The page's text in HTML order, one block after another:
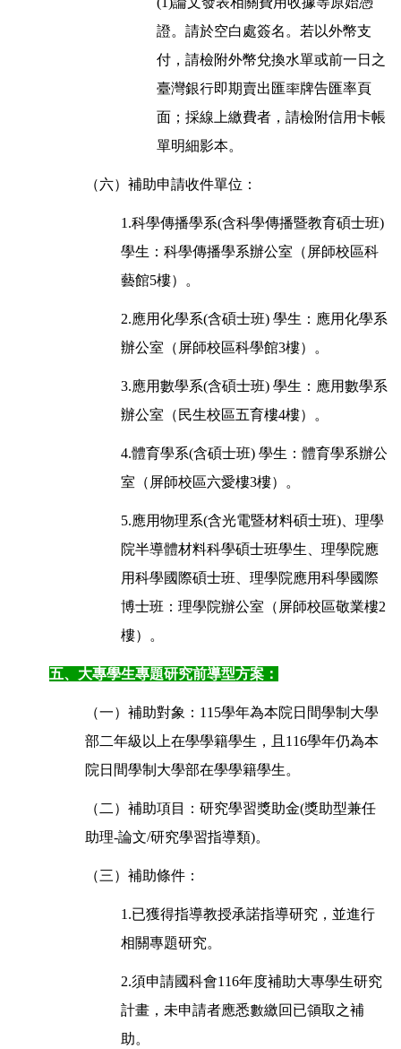
證。請於空白處簽名。若以外幣支
付，請檢附外幣兌換水單或前一日之
臺灣銀行即期賣出匯率牌告匯率頁
面；採線上繳費者，請檢附信用卡帳
單明細影本。
（六）補助申請收件單位：
1.科學傳播學系(含科學傳播暨教育碩士班)
學生：科學傳播學系辦公室（屏師校區科
藝館5樓）。
2.應用化學系(含碩士班) 學生：應用化學系
辦公室（屏師校區科學館3樓）。
3.應用數學系(含碩士班) 學生：應用數學系
辦公室（民生校區五育樓4樓）。
4.體育學系(含碩士班) 學生：體育學系辦公
室（屏師校區六愛樓3樓）。
5.應用物理系(含光電暨材料碩士班)、理學
院半導體材料科學碩士班學生、理學院應
用科學國際碩士班、理學院應用科學國際
博士班：理學院辦公室（屏師校區敬業樓2
樓）。
五、大專學生專題研究前導型方案：
（一）補助對象：115學年為本院日間學制大學
部二年級以上在學學籍學生，且116學年仍為本
院日間學制大學部在學學籍學生。
（二）補助項目：研究學習獎助金(獎助型兼任
助理-論文/研究學習指導類)。
（三）補助條件：
1.已獲得指導教授承諾指導研究，並進行
相關專題研究。
2.須申請國科會116年度補助大專學生研究
計畫，未申請者應悉數繳回已領取之補
助。